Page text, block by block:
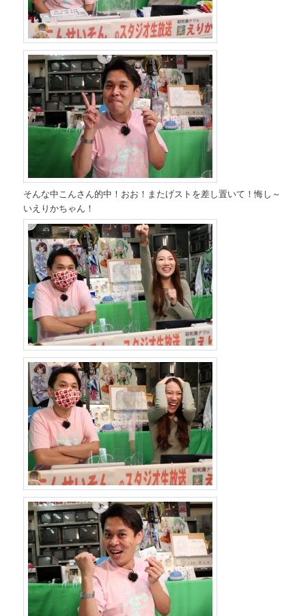
そんな中こんさん的中！おお！またげストを差し置いて！悔し～
いえりかちゃん！